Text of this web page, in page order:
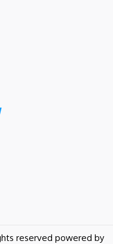
reserved powered by